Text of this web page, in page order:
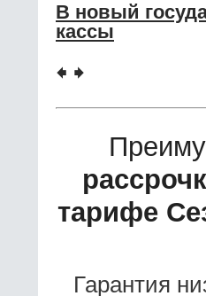
В новый
кассы
🠸 🠺
тарифе
Гарантия